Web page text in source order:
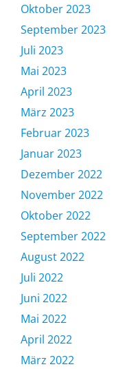
Oktober 2023
September 2023
Juli 2023
Mai 2023
April 2023
März 2023
Februar 2023
Januar 2023
Dezember 2022
November 2022
Oktober 2022
September 2022
August 2022
Juli 2022
Juni 2022
Mai 2022
April 2022
März 2022